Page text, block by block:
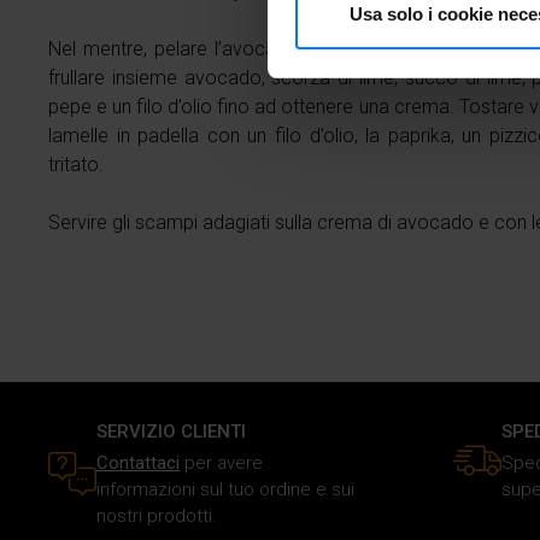
Identificare il tuo
modificare o ritirare il tuo
Utilizziamo i cookie per
raccolto in base al tuo
Usa solo i cookie
Nel mentre, pelare l’avocado, grattugiare la scorza del
frullare insieme avocado, scorza di lime, succo di lime,
pepe e un filo d’olio fino ad ottenere una crema. Tostare
lamelle in padella con un filo d’olio, la paprika, un
tritato.
Servire gli scampi adagiati sulla crema di avocado e con
SERVIZIO CLIENTI
Contattaci per avere
informazioni sul tuo ordine e sui
nostri prodotti.